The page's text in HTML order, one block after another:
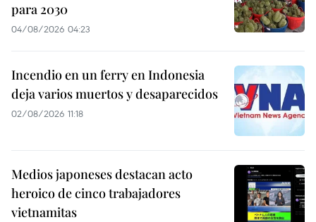
para 2030
04/08/2026 04:23
Incendio en un ferry en Indonesia
deja varios muertos y desaparecidos
02/08/2026 11:18
Medios japoneses destacan acto
heroico de cinco trabajadores
vietnamitas